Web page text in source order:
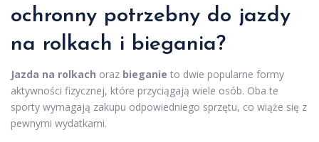
ochronny potrzebny do jazdy
na rolkach i biegania?
Jazda na rolkach oraz bieganie to dwie popularne formy
aktywności fizycznej, które przyciągają wiele osób. Oba te
sporty wymagają zakupu odpowiedniego sprzętu, co wiąże się z
pewnymi wydatkami.